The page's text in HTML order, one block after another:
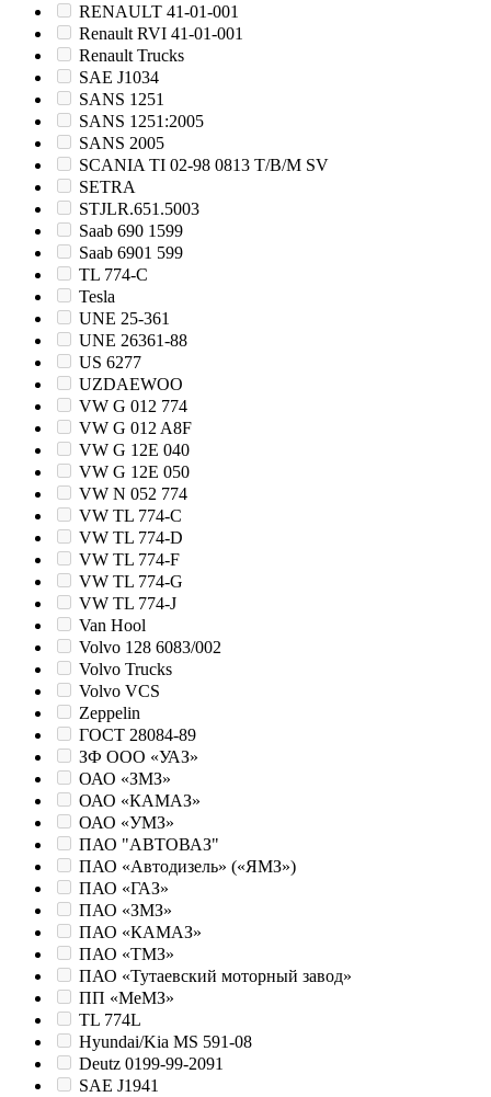
RENAULT 41-01-001
Renault RVI 41-01-001
Renault Trucks
SAE J1034
SANS 1251
SANS 1251:2005
SANS 2005
SCANIA TI 02-98 0813 T/B/M SV
SETRA
STJLR.651.5003
Saab 690 1599
Saab 6901 599
TL 774-C
Tesla
UNE 25-361
UNE 26361-88
US 6277
UZDAEWOO
VW G 012 774
VW G 012 A8F
VW G 12E 040
VW G 12E 050
VW N 052 774
VW TL 774-C
VW TL 774-D
VW TL 774-F
VW TL 774-G
VW TL 774-J
Van Hool
Volvo 128 6083/002
Volvo Trucks
Volvo VCS
Zeppelin
ГОСТ 28084-89
ЗФ ООО «УАЗ»
ОАО «ЗМЗ»
ОАО «КАМАЗ»
ОАО «УМЗ»
ПАО "АВТОВАЗ"
ПАО «Автодизель» («ЯМЗ»)
ПАО «ГАЗ»
ПАО «ЗМЗ»
ПАО «КАМАЗ»
ПАО «ТМЗ»
ПАО «Тутаевский моторный завод»
ПП «МеМЗ»
TL 774L
Hyundai/Kia MS 591-08
Deutz 0199-99-2091
SAE J1941